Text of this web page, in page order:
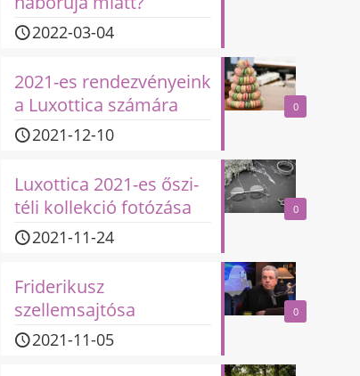
2022-03-04
0
2021-es rendezvényeink
a Luxottica számára
2021-12-10
0
Luxottica 2021-es őszi-
téli kollekció fotózása
2021-11-24
0
Friderikusz
szellemsajtósa
2021-11-05